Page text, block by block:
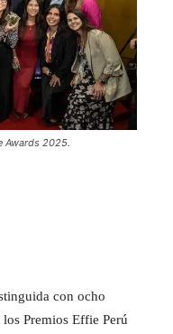
Awards 2025.
con ocho
Premios Effie Perú